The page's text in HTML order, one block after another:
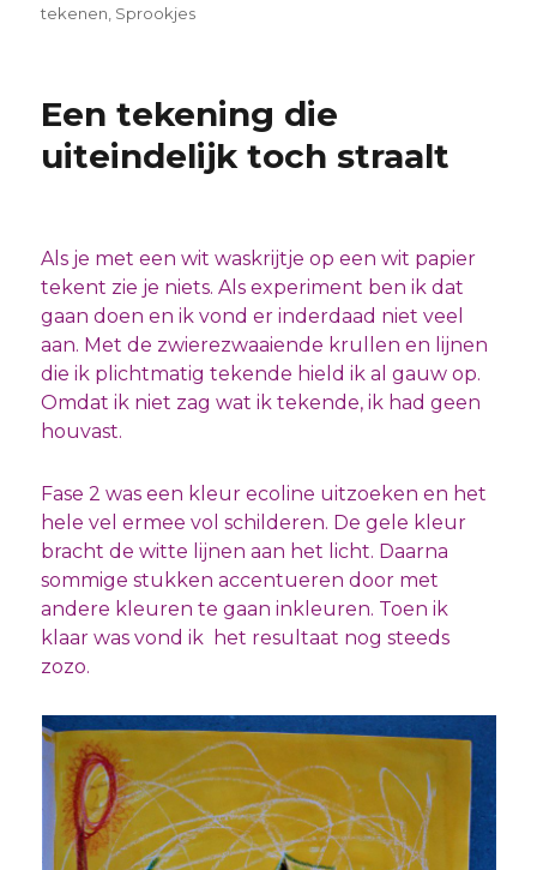
tekenen, Sprookjes
Een tekening die
uiteindelijk toch straalt
Als je met een wit waskrijtje op een wit papier
tekent zie je niets. Als experiment ben ik dat
gaan doen en ik vond er inderdaad niet veel
aan. Met de zwierezwaaiende krullen en lijnen
die ik plichtmatig tekende hield ik al gauw op.
Omdat ik niet zag wat ik tekende, ik had geen
houvast.
Fase 2 was een kleur ecoline uitzoeken en het
hele vel ermee vol schilderen. De gele kleur
bracht de witte lijnen aan het licht. Daarna
sommige stukken accentueren door met
andere kleuren te gaan inkleuren. Toen ik
klaar was vond ik het resultaat nog steeds
zozo.